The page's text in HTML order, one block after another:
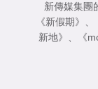
新傳媒集團
《新假期》 、
新地》 、 《